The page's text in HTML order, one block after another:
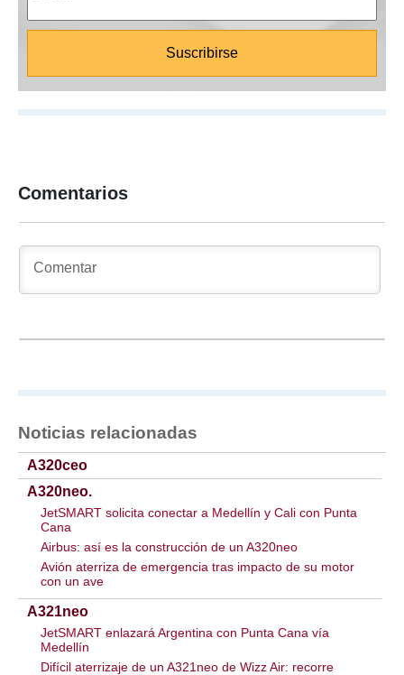
Comentarios
Noticias relacionadas
A320ceo
A320neo.
JetSMART solicita conectar a Medellín y Cali con Punta
Cana
Airbus: así es la construcción de un A320neo
Avión aterriza de emergencia tras impacto de su motor
con un ave
A321neo
JetSMART enlazará Argentina con Punta Cana vía
Medellín
Difícil aterrizaje de un A321neo de Wizz Air: recorre